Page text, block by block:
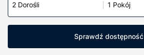
2 Dorośli 1 Pokój
Sprawdź dostępność